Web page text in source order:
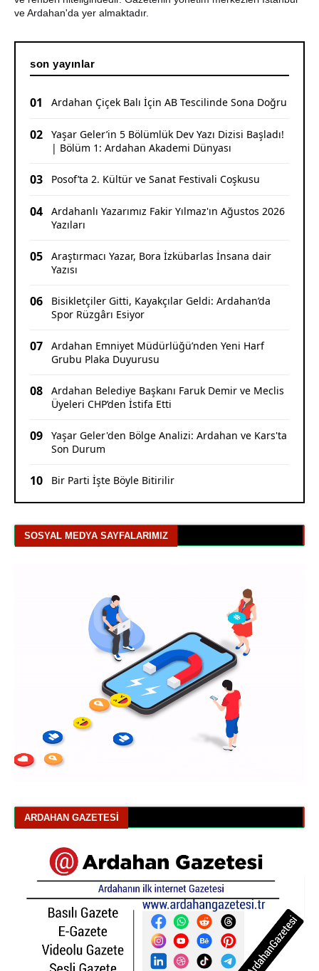
ve Ardahan'da yer almaktadır.
son yayınlar
01 Ardahan Çiçek Balı İçin AB Tescilinde Sona Doğru
02
Yaşar Geler’in 5 Bölümlük Dev Yazı Dizisi Başladı!
| Bölüm 1: Ardahan Akademi Dünyası
03 Posof’ta 2. Kültür ve Sanat Festivali Coşkusu
04
Ardahanlı Yazarımız Fakir Yılmaz'ın Ağustos 2026
Yazıları
05
Araştırmacı Yazar, Bora İzkübarlas İnsana dair
Yazısı
06
Bisikletçiler Gitti, Kayakçılar Geldi: Ardahan’da
Spor Rüzgârı Esiyor
07
Ardahan Emniyet Müdürlüğü’nden Yeni Harf
Grubu Plaka Duyurusu
08
Ardahan Belediye Başkanı Faruk Demir ve Meclis
Üyeleri CHP’den İstifa Etti
09
Yaşar Geler'den Bölge Analizi: Ardahan ve Kars'ta
Son Durum
10 Bir Parti İşte Böyle Bitirilir
SOSYAL MEDYA SAYFALARIMIZ
ARDAHAN GAZETESI